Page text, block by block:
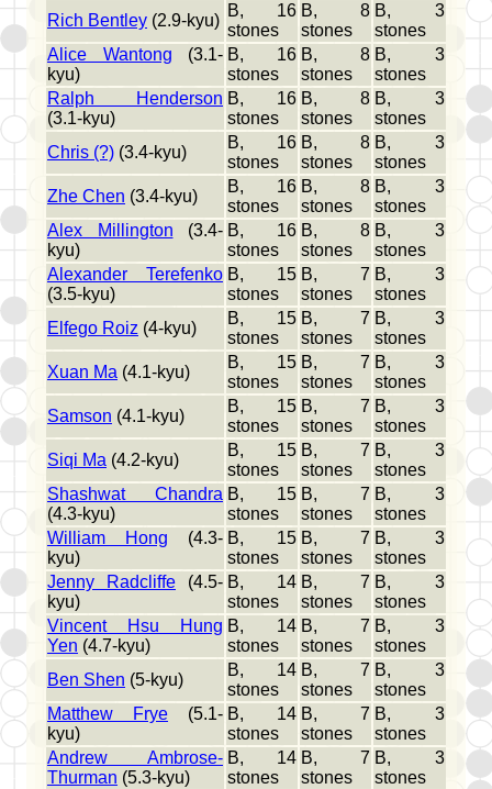
Rich Bentley (2.9-kyu)
B, 16
stones
B, 8
stones
B, 3
stones
Alice Wantong (3.1-
kyu)
B, 16
stones
B, 8
stones
B, 3
stones
Ralph Henderson
(3.1-kyu)
B, 16
stones
B, 8
stones
B, 3
stones
Chris (?) (3.4-kyu)
B, 16
stones
B, 8
stones
B, 3
stones
Zhe Chen (3.4-kyu)
B, 16
stones
B, 8
stones
B, 3
stones
Alex Millington (3.4-
kyu)
B, 16
stones
B, 8
stones
B, 3
stones
Alexander Terefenko
(3.5-kyu)
B, 15
stones
B, 7
stones
B, 3
stones
Elfego Roiz (4-kyu)
B, 15
stones
B, 7
stones
B, 3
stones
Xuan Ma (4.1-kyu)
B, 15
stones
B, 7
stones
B, 3
stones
Samson (4.1-kyu)
B, 15
stones
B, 7
stones
B, 3
stones
Siqi Ma (4.2-kyu)
B, 15
stones
B, 7
stones
B, 3
stones
Shashwat Chandra
(4.3-kyu)
B, 15
stones
B, 7
stones
B, 3
stones
William Hong (4.3-
kyu)
B, 15
stones
B, 7
stones
B, 3
stones
Jenny Radcliffe (4.5-
kyu)
B, 14
stones
B, 7
stones
B, 3
stones
Vincent Hsu Hung
Yen (4.7-kyu)
B, 14
stones
B, 7
stones
B, 3
stones
Ben Shen (5-kyu)
B, 14
stones
B, 7
stones
B, 3
stones
Matthew Frye (5.1-
kyu)
B, 14
stones
B, 7
stones
B, 3
stones
Andrew Ambrose-
Thurman (5.3-kyu)
B, 14
stones
B, 7
stones
B, 3
stones